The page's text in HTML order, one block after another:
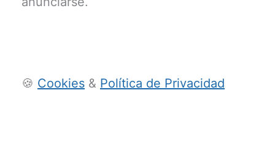
🍪 Cookies & Política de Privacidad